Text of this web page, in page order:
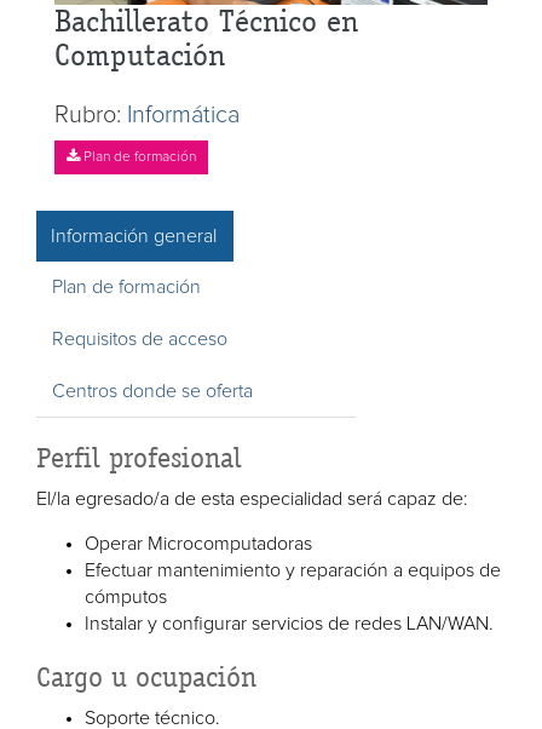
Bachillerato Técnico en
Computación
Rubro: Informática
Plan de formación
Información general
Plan de formación
Requisitos de acceso
Centros donde se oferta
Perfil profesional
El/la egresado/a de esta especialidad será capaz de:
Operar Microcomputadoras
Efectuar mantenimiento y reparación a equipos de
cómputos
Instalar y configurar servicios de redes LAN/WAN.
Cargo u ocupación
Soporte técnico.